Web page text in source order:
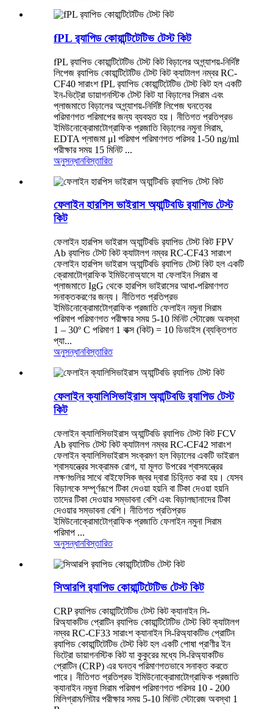
fPL র‍্যাপিড কোয়ান্টিটেটিভ টেস্ট কিট
fPL র‍্যাপিড কোয়ান্টিটেটিভ টেস্ট কিট বিড়ালের অগ্ন্যাশয়-নির্দিষ্ট
লিপেজ র‍্যাপিড কোয়ান্টিটেটিভ টেস্ট কিট ক্যাটালগ নম্বর RC-
CF40 সারাংশ fPL র‍্যাপিড কোয়ান্টিটেটিভ টেস্ট কিট হল একটি
ইন-ভিট্রো ডায়াগনস্টিক টেস্ট কিট যা বিড়ালের সিরাম এবং
প্লাজমাতে বিড়ালের অগ্ন্যাশয়-নির্দিষ্ট লিপেজ ঘনত্বের
পরিমাণগত পরিমাপের জন্য ব্যবহৃত হয়। নীতিগত প্রতিপ্রভ
ইমিউনোক্রোমাটোগ্রাফিক প্রজাতি বিড়ালের নমুনা সিরাম,
EDTA প্লাজমা μl পরিমাপ পরিমাণগত পরিসর 1-50 ng/ml
পরীক্ষার সময় 15 মিনিট ...
অনুসন্ধানবিস্তারিত
ফেলাইন হারপিস ভাইরাস অ্যান্টিবডি র‍্যাপিড টেস্ট
কিট
ফেলাইন হারপিস ভাইরাস অ্যান্টিবডি র‍্যাপিড টেস্ট কিট FPV
Ab র‍্যাপিড টেস্ট কিট ক্যাটালগ নম্বর RC-CF43 সারাংশ
ফেলাইন হারপিস ভাইরাস অ্যান্টিবডি র‍্যাপিড টেস্ট কিট হল একটি
ক্রোমাটোগ্রাফিক ইমিউনোঅ্যাসে যা ফেলাইন সিরাম বা
প্লাজমাতে IgG থেকে হারপিস ভাইরাসের আধা-পরিমাণগত
সনাক্তকরণের জন্য। নীতিগত প্রতিপ্রভ
ইমিউনোক্রোমাটোগ্রাফিক প্রজাতি ফেলাইন নমুনা সিরাম
পরিমাপ পরিমাণগত পরীক্ষার সময় 5-10 মিনিট স্টোরেজ অবস্থা
1 – 30º C পরিমাণ 1 বাক্স (কিট) = 10 ডিভাইস (ব্যক্তিগত
প্যা...
অনুসন্ধানবিস্তারিত
ফেলাইন ক্যালিসিভাইরাস অ্যান্টিবডি র‍্যাপিড টেস্ট
কিট
ফেলাইন ক্যালিসিভাইরাস অ্যান্টিবডি র‍্যাপিড টেস্ট কিট FCV
Ab র‍্যাপিড টেস্ট কিট ক্যাটালগ নম্বর RC-CF42 সারাংশ
ফেলাইন ক্যালিসিভাইরাস সংক্রমণ হল বিড়ালের একটি ভাইরাল
শ্বাসযন্ত্রের সংক্রামক রোগ, যা মূলত উপরের শ্বাসযন্ত্রের
লক্ষণগুলির সাথে বাইফেসিক জ্বর দ্বারা চিহ্নিত করা হয়। যেসব
বিড়ালকে সম্পূর্ণরূপে টিকা দেওয়া হয়নি বা টিকা দেওয়া হয়নি
তাদের টিকা দেওয়ার সম্ভাবনা বেশি এবং বিড়ালছানাদের টিকা
দেওয়ার সম্ভাবনা বেশি। নীতিগত প্রতিপ্রভ
ইমিউনোক্রোমাটোগ্রাফিক প্রজাতি ফেলাইন নমুনা সিরাম
পরিমাপ ...
অনুসন্ধানবিস্তারিত
সিআরপি র‍্যাপিড কোয়ান্টিটেটিভ টেস্ট কিট
CRP র‍্যাপিড কোয়ান্টিটেটিভ টেস্ট কিট ক্যানাইন সি-
রিঅ্যাকটিভ প্রোটিন র‍্যাপিড কোয়ান্টিটেটিভ টেস্ট কিট ক্যাটালগ
নম্বর RC-CF33 সারাংশ ক্যানাইন সি-রিঅ্যাকটিভ প্রোটিন
র‍্যাপিড কোয়ান্টিটেটিভ টেস্ট কিট হল একটি পোষা প্রাণীর ইন
ভিট্রো ডায়াগনস্টিক কিট যা কুকুরের মধ্যে সি-রিঅ্যাকটিভ
প্রোটিন (CRP) এর ঘনত্ব পরিমাণগতভাবে সনাক্ত করতে
পারে। নীতিগত প্রতিপ্রভ ইমিউনোক্রোমাটোগ্রাফিক প্রজাতি
ক্যানাইন নমুনা সিরাম পরিমাপ পরিমাণগত পরিসর 10 - 200
মিলিগ্রাম/লিটার পরীক্ষার সময় 5-10 মিনিট স্টোরেজ অবস্থা 1